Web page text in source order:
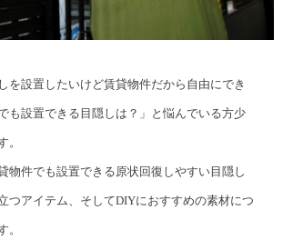
を設置したいけど賃貸物件だから自由にでき
も設置できる目隠しは？」と悩んでいる方少
。
物件でも設置できる原状回復しやすい目隠し
つアイテム、そしてDIYにおすすめの素材につ
。